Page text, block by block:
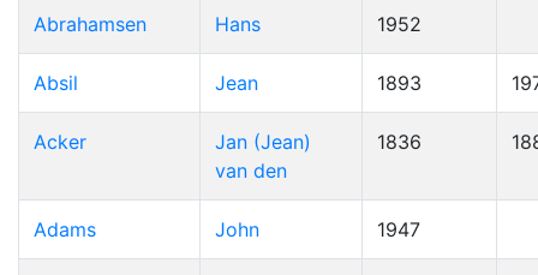
Abrahamsen Hans 1952
Absil Jean 1893
Acker
Jan (Jean)
van den
1836
Adams John 1947